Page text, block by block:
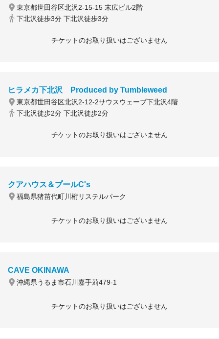
東京都世田谷区北沢2-15-15 末広ビル2階
下北沢徒歩3分 下北沢徒歩3分
チケットのお取り扱いはございません
ヒラメカ下北沢 Produced by Tumbleweed
東京都世田谷区北沢2-12-2サウスウェーブ下北沢4階
下北沢徒歩2分 下北沢徒歩2分
チケットのお取り扱いはございません
クアハウス＆プールC's
福島県猪苗代町川桁リステルパーク
チケットのお取り扱いはございません
CAVE OKINAWA
沖縄県うるま市石川嘉手苅479-1
チケットのお取り扱いはございません